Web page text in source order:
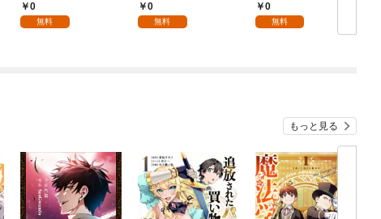
0
無料
0
無料
0
無料
もっと見る